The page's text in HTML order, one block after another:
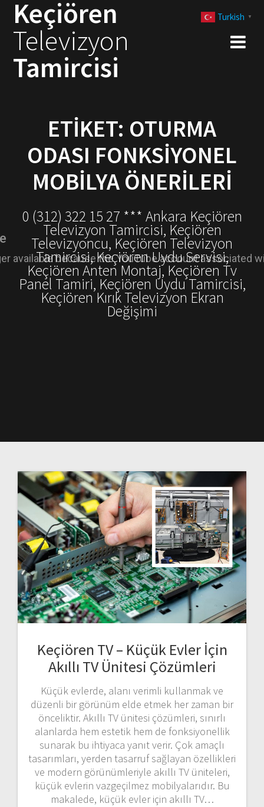
Keçiören
Televizyon
Tamircisi
ETIKET: OTURMA
ODASI FONKSIYONEL
MOBILYA ÖNERILERI
0 (312) 322 15 27 *** Ankara Keçiören
Televizyon Tamircisi, Keçiören
Televizyoncu, Keçiören Televizyon
Tamircisi, Keçiören Uydu Servisi,
Keçiören Anten Montaj, Keçiören Tv
Panel Tamiri, Keçiören Uydu Tamircisi,
Keçiören Kırık Televizyon Ekran
Değişimi
Keçiören TV – Küçük Evler İçin
Akıllı TV Ünitesi Çözümleri
Küçük evlerde, alanı verimli kullanmak ve
düzenli bir görünüm elde etmek her zaman bir
önceliktir. Akıllı TV ünitesi çözümleri, sınırlı
alanlarda hem estetik hem de fonksiyonellik
sunarak bu ihtiyaca yanıt verir. Çok amaçlı
tasarımları, yerden tasarruf sağlayan özellikleri
ve modern görünümleriyle akıllı TV üniteleri,
küçük evlerin vazgeçilmez mobilyalarıdır. Bu
makalede, küçük evler için akıllı TV…
Turkish ▼